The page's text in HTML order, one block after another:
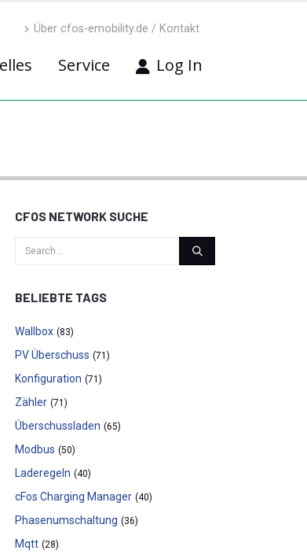
Über cfos-emobility.de / Kontakt
Service Log In
CFOS NETWORK SUCHE
BELIEBTE TAGS
Wallbox (83)
PV Überschuss (71)
Konfiguration (71)
Zähler (71)
Überschussladen (65)
Modbus (50)
Laderegeln (40)
cFos Charging Manager (40)
Phasenumschaltung (36)
Mqtt (28)